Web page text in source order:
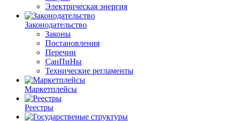
Электрическая энергия
Законодательство
Законы
Постановления
Перечни
СанПиНы
Технические регламенты
Маркетплейсы
Реестры